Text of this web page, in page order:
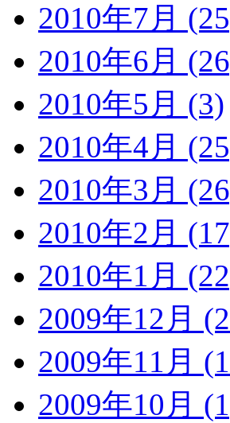
2010年7月
2010年6月
2010年5月 (3)
2010年4月
2010年3月
2010年2月
2010年1月
2009年12月
2009年11月
2009年10月